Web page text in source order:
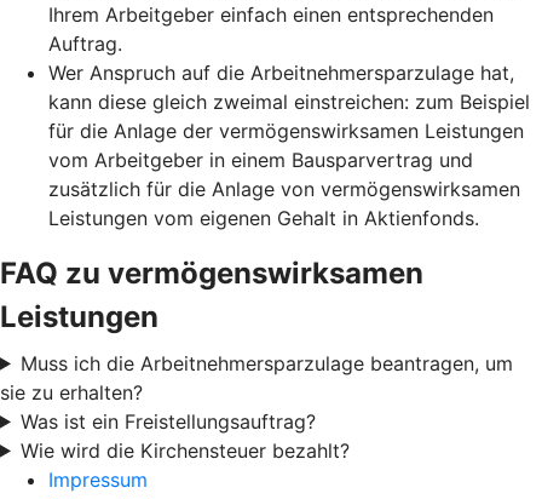
Ihrem Arbeitgeber einfach einen entsprechenden
Auftrag.
Wer Anspruch auf die Arbeitnehmersparzulage hat,
kann diese gleich zweimal einstreichen: zum Beispiel
für die Anlage der vermögenswirksamen Leistungen
vom Arbeitgeber in einem Bausparvertrag und
zusätzlich für die Anlage von vermögenswirksamen
Leistungen vom eigenen Gehalt in Aktienfonds.
FAQ zu vermögenswirksamen
Leistungen
Muss ich die Arbeitnehmersparzulage beantragen, um
sie zu erhalten?
Was ist ein Freistellungsauftrag?
Wie wird die Kirchensteuer bezahlt?
Impressum